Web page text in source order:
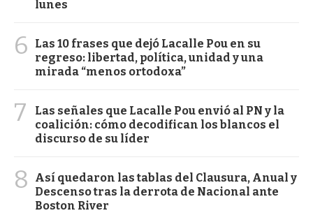
lunes
6
Las 10 frases que dejó Lacalle Pou en su
regreso: libertad, política, unidad y una
mirada “menos ortodoxa”
7
Las señales que Lacalle Pou envió al PN y la
coalición: cómo decodifican los blancos el
discurso de su líder
8
Así quedaron las tablas del Clausura, Anual y
Descenso tras la derrota de Nacional ante
Boston River